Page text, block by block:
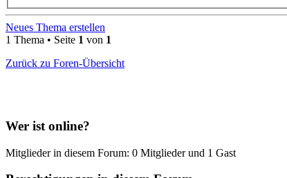
Neues Thema erstellen
1 Thema • Seite 1 von 1
Zurück zu Foren-Übersicht
Wer ist online?
Mitglieder in diesem Forum: 0 Mitglieder und 1 Gast